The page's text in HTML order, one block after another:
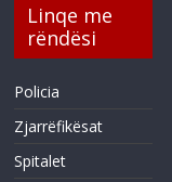
Linqe me
rëndësi
Policia
Zjarrëfikësat
Spitalet